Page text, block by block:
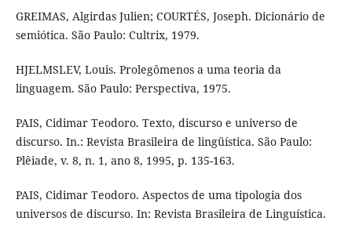
GREIMAS, Algirdas Julien; COURTÉS, Joseph. Dicionário de
semiótica. São Paulo: Cultrix, 1979.
HJELMSLEV, Louis. Prolegômenos a uma teoria da
linguagem. São Paulo: Perspectiva, 1975.
PAIS, Cidimar Teodoro. Texto, discurso e universo de
discurso. In.: Revista Brasileira de lingüística. São Paulo:
Plêiade, v. 8, n. 1, ano 8, 1995, p. 135-163.
PAIS, Cidimar Teodoro. Aspectos de uma tipologia dos
universos de discurso. In: Revista Brasileira de Linguística.